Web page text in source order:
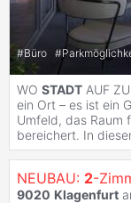
#Büro #
WO STADT AUF
ein Ort – es ist ein
Umfeld, das Raum
bereichert. In
NEUBAU: 2-
9020 Klagenfurt